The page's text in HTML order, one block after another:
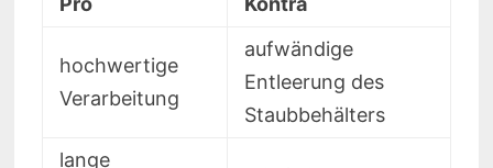
hochwertige
Verarbeitung
aufwändige
Entleerung des
Staubbehälters
lange